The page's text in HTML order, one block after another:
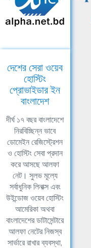
দেশের সেরা ওয়েব
হোস্টিং
প্রোভাইডার ইন
বাংলাদেশ
দীর্ঘ ১৭ বছর বাংলাদেশে
নিরবিচ্ছিন্ন ভাবে
ডোমেইন রেজিস্ট্রেশন
ও হোস্টিং সেবা প্রদান
করে আসছে আলফা
নেট। সুলভ মূল্যে
সর্বাধুনিক লিনাক্স এবং
উইন্ডোজ ওয়েব হোস্টিং
আমেরিকা অথবা
বাংলাদেশের ডাটাসেন্টারে
আলফা নেটের নিজস্ব
সার্ভারে রাখার ব্যবস্থা,